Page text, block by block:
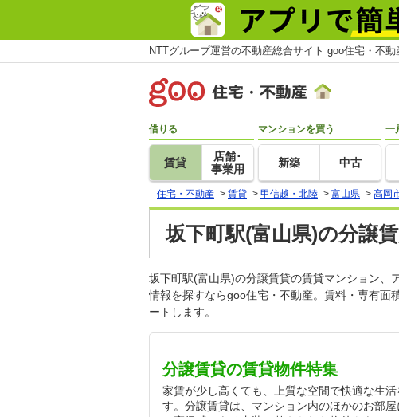
NTTグループ運営の不動産総合サイト goo住宅・不動
借りる
賃貸
店舗･
事業用
マンションを買う
新築 中古
一
住宅・不動産 > 賃貸 > 甲信越・北陸 > 富山県 > 高岡
坂下町駅(富山県)の分譲
坂下町駅(富山県)の分譲賃貸の賃貸マンション、
情報を探すならgoo住宅・不動産。賃料・専有面
ートします。
分譲賃貸の賃貸物件特集
家賃が少し高くても、上質な空間で快適な生
す。分譲賃貸は、マンション内のほかのお部